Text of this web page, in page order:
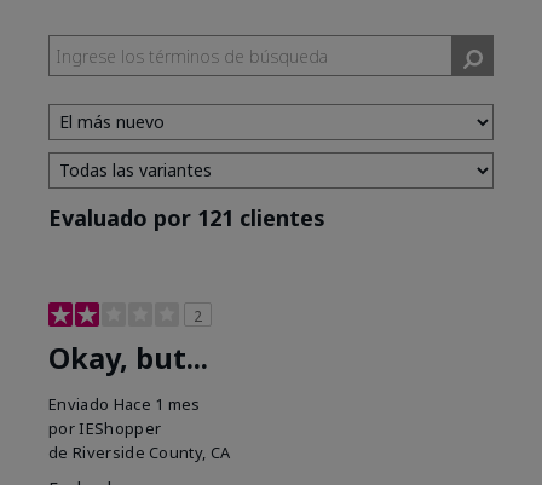
Evaluado por 121 clientes
2
Okay, but...
Enviado Hace 1 mes
por IEShopper
de Riverside County, CA